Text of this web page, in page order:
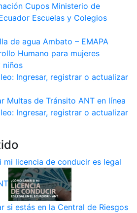
Cupos Ministerio de
Escuelas y Colegios
de agua Ambato – EMAPA
Humano para mujeres
niños
Ingresar, registrar o actualizar
Multas de Tránsito ANT en línea
Ingresar, registrar o actualizar
mi licencia de conducir es legal
si estás en la Central de Riesgos